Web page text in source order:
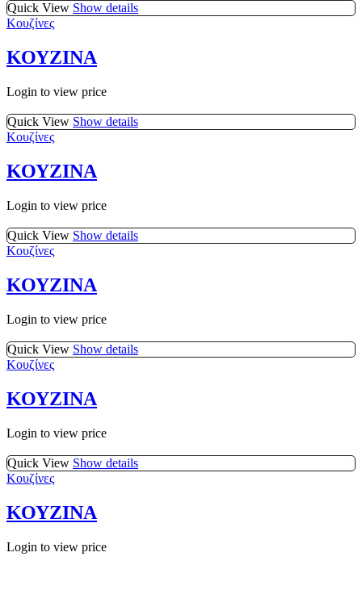
Quick View Show details
Κουζίνες
ΚΟΥΖΙΝΑ
Login to view price
Quick View Show details
Κουζίνες
ΚΟΥΖΙΝΑ
Login to view price
Quick View Show details
Κουζίνες
ΚΟΥΖΙΝΑ
Login to view price
Quick View Show details
Κουζίνες
ΚΟΥΖΙΝΑ
Login to view price
Quick View Show details
Κουζίνες
ΚΟΥΖΙΝΑ
Login to view price